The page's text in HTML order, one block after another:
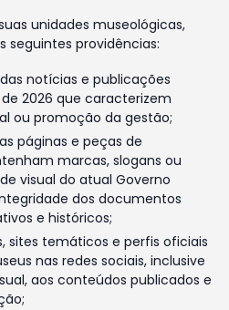
unidades museológicas,
seguintes providências:
notícias e publicações
2026 que caracterizem
ou promoção da gestão;
páginas e peças de
marcas, slogans ou
visual do atual Governo
dos documentos
e históricos;
sites temáticos e perfis oficiais
nas redes sociais, inclusive
aos conteúdos publicados e